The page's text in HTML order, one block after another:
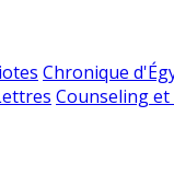
Chronique
Counseling